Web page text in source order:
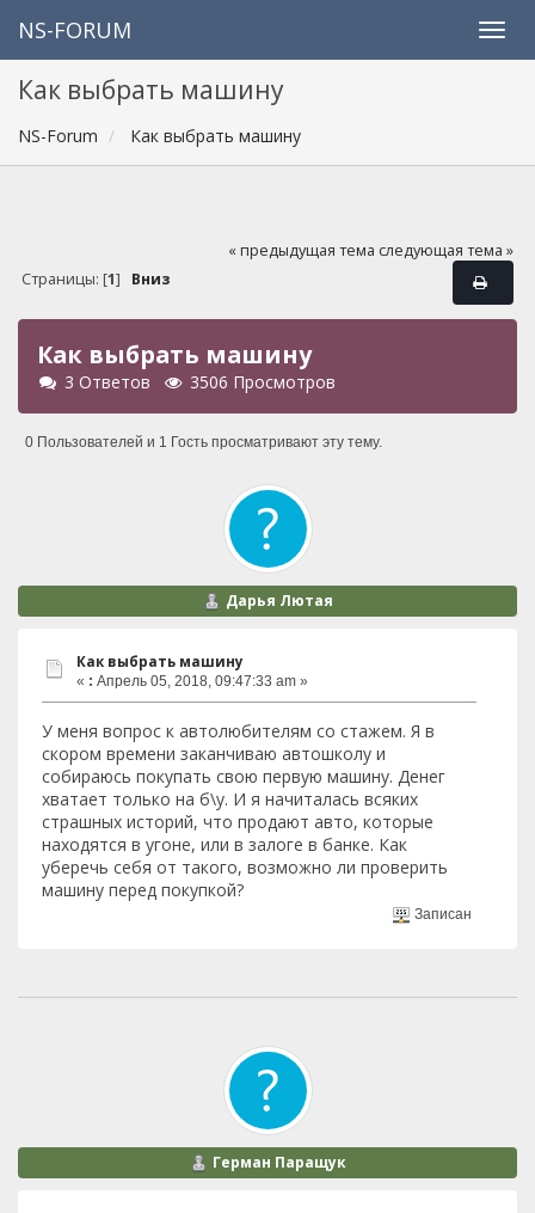
NS-FORUM
Как выбрать машину
NS-Forum Как выбрать машину
« предыдущая тема следующая тема »
Страницы: [1] Вниз
Как выбрать машину
3 Ответов 3506 Просмотров
0 Пользователей и 1 Гость просматривают эту тему.
Дарья Лютая
Как выбрать машину
« : Апрель 05, 2018, 09:47:33 am »
У меня вопрос к автолюбителям со стажем. Я в
скором времени заканчиваю автошколу и
собираюсь покупать свою первую машину. Денег
хватает только на б\у. И я начиталась всяких
страшных историй, что продают авто, которые
находятся в угоне, или в залоге в банке. Как
уберечь себя от такого, возможно ли проверить
машину перед покупкой?
Записан
Герман Паращук